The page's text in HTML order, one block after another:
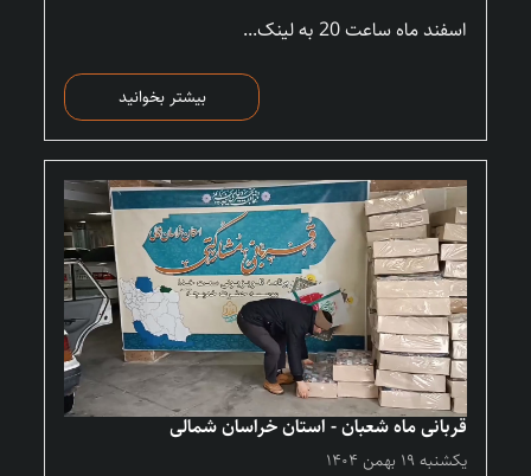
اسفند ماه ساعت 20 به لینک...
بیشتر بخوانید
قربانی ماه شعبان - استان خراسان شمالی
یکشنبه ۱۹ بهمن ۱۴۰۴